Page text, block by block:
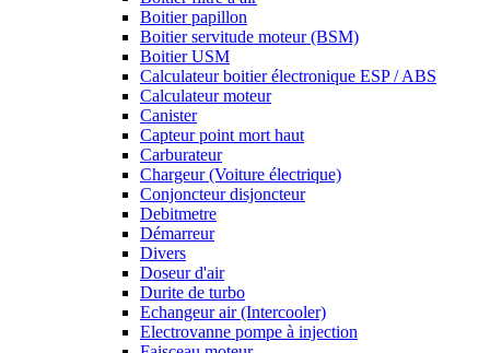
Boitier papillon
Boitier servitude moteur (BSM)
Boitier USM
Calculateur boitier électronique ESP / ABS
Calculateur moteur
Canister
Capteur point mort haut
Carburateur
Chargeur (Voiture électrique)
Conjoncteur disjoncteur
Debitmetre
Démarreur
Divers
Doseur d'air
Durite de turbo
Echangeur air (Intercooler)
Electrovanne pompe à injection